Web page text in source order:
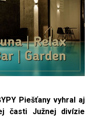
Piešťany vyhral aj
časti Južnej divízie